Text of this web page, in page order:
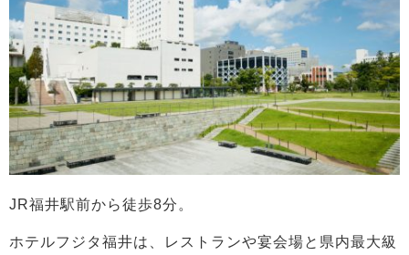
JR福井駅前から徒歩8分。
ホテルフジタ福井は、レストランや宴会場と県内最大級